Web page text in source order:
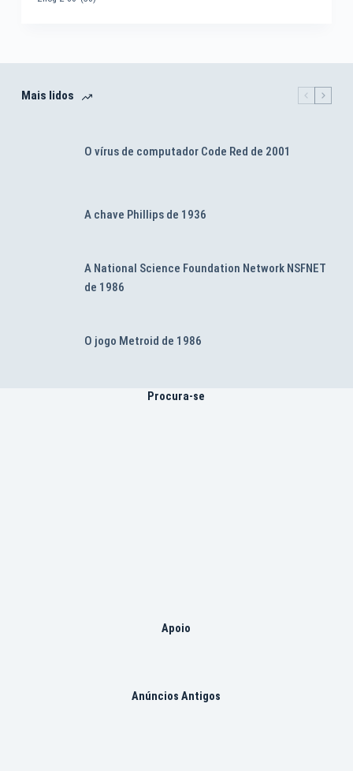
Mais lidos
O vírus de computador Code Red de 2001
A chave Phillips de 1936
A National Science Foundation Network NSFNET
de 1986
O jogo Metroid de 1986
Procura-se
Apoio
Anúncios Antigos